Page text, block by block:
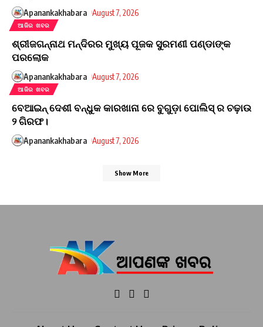
Apanankakhabara August 7, 2026
ଆଜିର ଖବର
ଶ୍ରୀଜଗନ୍ନାଥ ମନ୍ଦିରର ମୁଖ୍ୟ ପୂଜକ ସୁରମଣୀ ପଣ୍ଡାଙ୍କ
ପରଲୋକ
Apanankakhabara August 7, 2026
ଆଜିର ଖବର
ବେଆଇନ୍ ଦେଶୀ ବନ୍ଧୁକ କାରଖାନା ରେ ବୁଗୁଡ଼ା ପୋଲିସ୍ ର ଚଢ଼ାଉ
୨ ଗିରଫ।
Apanankakhabara August 7, 2026
Show More